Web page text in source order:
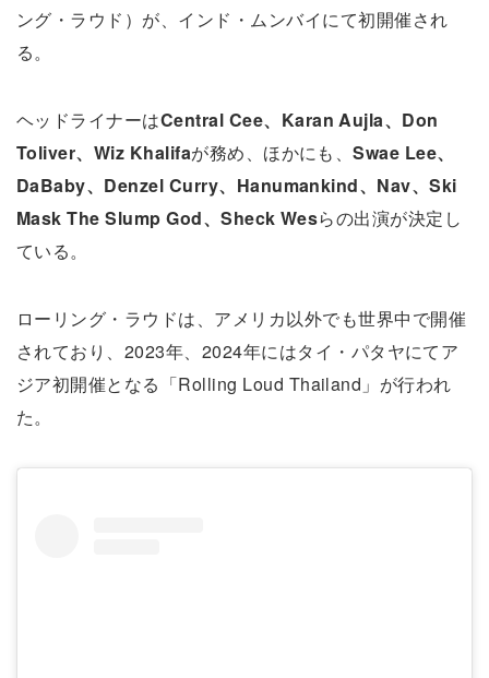
ング・ラウド）が、インド・ムンバイにて初開催され
る。
ヘッドライナーはCentral Cee、Karan Aujla、Don
Toliver、Wiz Khalifaが務め、ほかにも、Swae Lee、
DaBaby、Denzel Curry、Hanumankind、Nav、Ski
Mask The Slump God、Sheck Wesらの出演が決定し
ている。
ローリング・ラウドは、アメリカ以外でも世界中で開催
されており、2023年、2024年にはタイ・パタヤにてア
ジア初開催となる「Rolling Loud Thailand」が行われ
た。